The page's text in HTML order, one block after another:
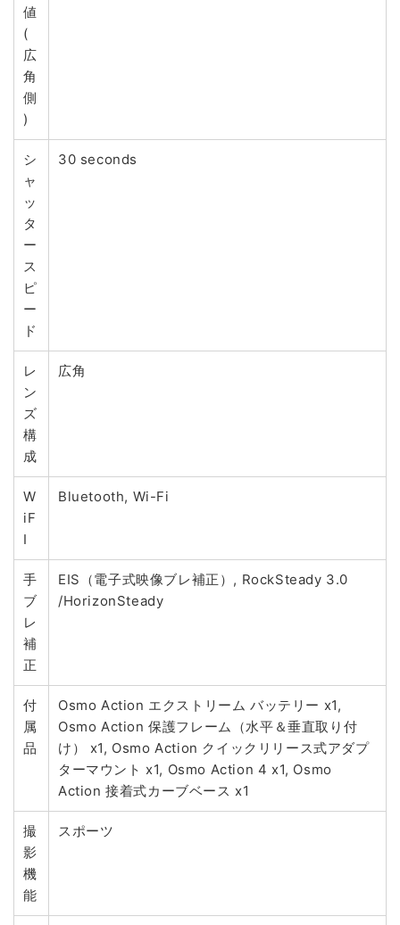
値
(
広
角
側
)
シ
ャ
ッ
タ
ー
ス
ピ
ー
ド
30 seconds
レ
ン
ズ
構
成
広角
W
iF
I
Bluetooth, Wi-Fi
手
ブ
レ
補
正
EIS（電子式映像ブレ補正）, RockSteady 3.0
/HorizonSteady
付
属
品
Osmo Action エクストリーム バッテリー x1,
Osmo Action 保護フレーム（水平＆垂直取り付
け） x1, Osmo Action クイックリリース式アダプ
ターマウント x1, Osmo Action 4 x1, Osmo
Action 接着式カーブベース x1
撮
影
機
能
スポーツ